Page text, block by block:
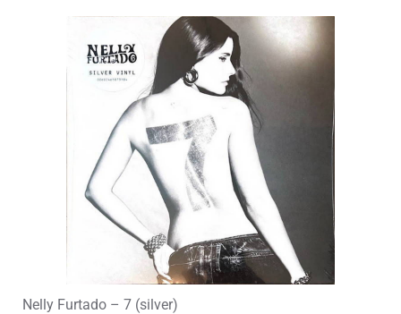
Nelly Furtado – 7 (silver)